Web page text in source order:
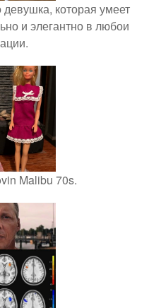
которая умеет
и элегантно в любои
Malibu 70s.